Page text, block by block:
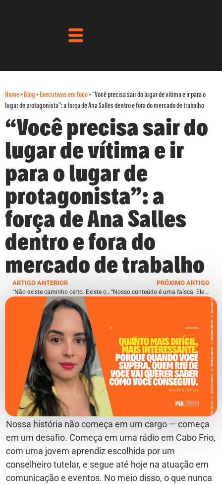
Home>Blog>Executivos em foco>“Você precisa sair do lugar de vítima e ir para o
lugar de protagonista”: a força de Ana Salles dentro e fora do mercado de trabalho
“Você precisa sair do
lugar de vítima e ir
para o lugar de
protagonista”: a
força de Ana Salles
dentro e fora do
mercado de trabalho
ARTIGO ANTERIOR
“Não existe caminho certo. Existe o caminho estratégico para cada momento”: a visão de Jéssica Nazário sobre liderança e desenvolvimento humano
PRÓXIMO ARTIGO
“Nosso conteúdo é uma faísca. Ele inspira, mas não se propõe a esgotar o assunto. A conversa continua nos corredores, nos lounges, nos cafés.”: os bastidores do South Summit Brazil com Francisco Azeredo
Nossa história não começa em um cargo — começa
em um desafio. Começa em uma rádio em Cabo Frio,
com uma jovem aprendiz escolhida por um
conselheiro tutelar, e segue até hoje na atuação em
comunicação e eventos. No meio disso, o que nunca